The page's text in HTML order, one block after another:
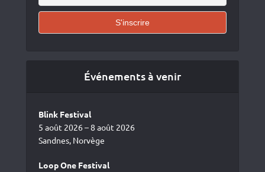
Événements à venir
Blink Festival
5 août 2026 – 8 août 2026
Sandnes, Norvège
Loop One Festival